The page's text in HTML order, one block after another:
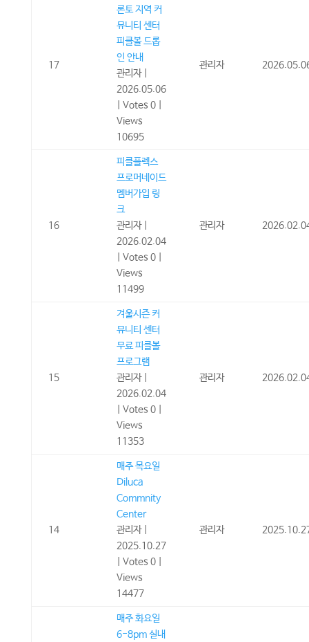
17
론토 지역 커
뮤니티 센터
피클볼 드롭
인 안내
관리자
2026.05.06
Votes 0
Views
10695
관리자
16
피클플렉스
프로머네이드
멤버가입 링
크
관리자
2026.02.04
Votes 0
Views
11499
관리자
15
겨울시즌 커
뮤니티 센터
무료 피클볼
프로그램
관리자
2026.02.04
Votes 0
Views
11353
관리자
14
매주 목요일
Diluca
Commnity
Center
관리자
2025.10.27
Votes 0
Views
14477
관리자
매주 화요일
6-8pm 실내